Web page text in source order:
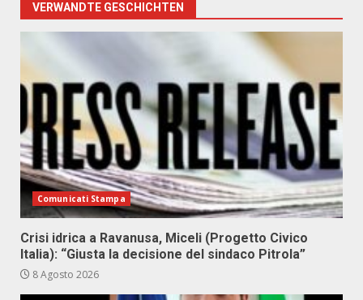
VERWANDTE GESCHICHTEN
Comunicati Stampa
Crisi idrica a Ravanusa, Miceli (Progetto Civico
Italia): “Giusta la decisione del sindaco Pitrola”
8 Agosto 2026